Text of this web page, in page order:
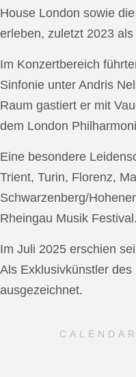
House London sowie
erleben, zuletzt 2023
Im Konzertbereich
Sinfonie unter Andris
Raum gastiert er mit
dem London
Eine besondere
Trient, Turin, Florenz,
Schwarzenberg/
Rheingau Musik
Im Juli 2025 erschien
Als Exklusivkünstler
ausgezeichnet.
CALENDAR